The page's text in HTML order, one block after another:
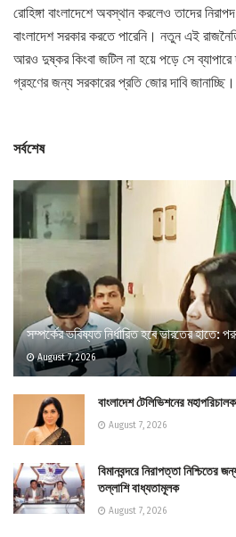
রোহিঙ্গা বাংলাদেশে অবস্থান করলেও তাদের
বাংলাদেশ সরকার করতে পারেনি। নতুন এই
আরও দুষ্কর কিংবা জটিল না হয়ে পড়ে সে
গ্রহণের জন্য সরকারের প্রতি জোর দাবি জানাচ্ছি।
সর্বশেষ
সম্পর্কের ভবিষ্যত নির্ধারিত হবে ভারতের হাতে:
August 7, 2026
বাংলাদেশ টেলিভিশনের
August 7, 2026
বিমানবন্দরে নিরাপত্তা
তল্লাশি বাধ্যতামূলক
August 7, 2026